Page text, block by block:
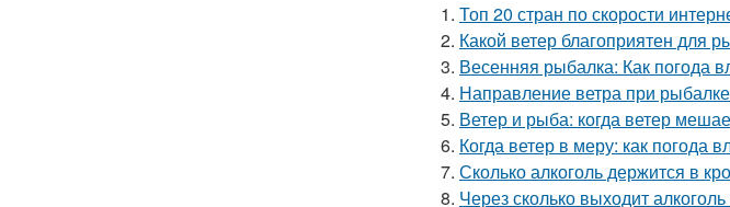
1. Топ 20 стран по скорости
2. Какой ветер благоприятен для
3. Весенняя рыбалка: Как погода
4. Направление ветра при
5. Ветер и рыба: когда ветер
6. Когда ветер в меру: как погода
7. Сколько алкоголь держится в
8. Через сколько выходит